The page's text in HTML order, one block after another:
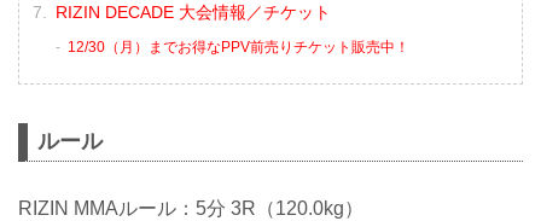
RIZIN DECADE 大会情報／チケット
12/30（月）までお得なPPV前売りチケット販売中！
ルール
RIZIN MMAルール：5分 3R（120.0kg）